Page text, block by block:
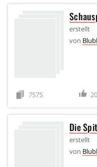
erstellt
von
7575 20
Die
erstellt
von